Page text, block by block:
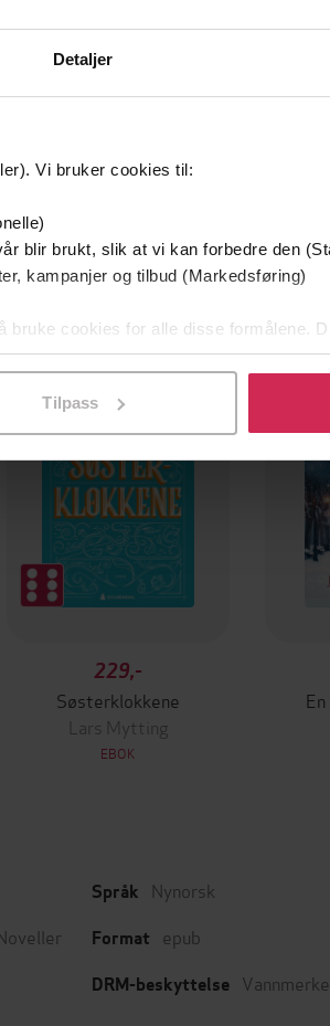
Detaljer
Vi bruker cookies til:
blir brukt, slik at vi kan forbedre den
kampanjer og tilbud (Markedsføring)
cookies for alle disse formålene.
Du kan når som helst trekke
Tilpass
149,-
229,-
Søsterklokkene
Lars Mytting
EBOK
Språk Nynorsk
Format epub
DRM-beskyttelse